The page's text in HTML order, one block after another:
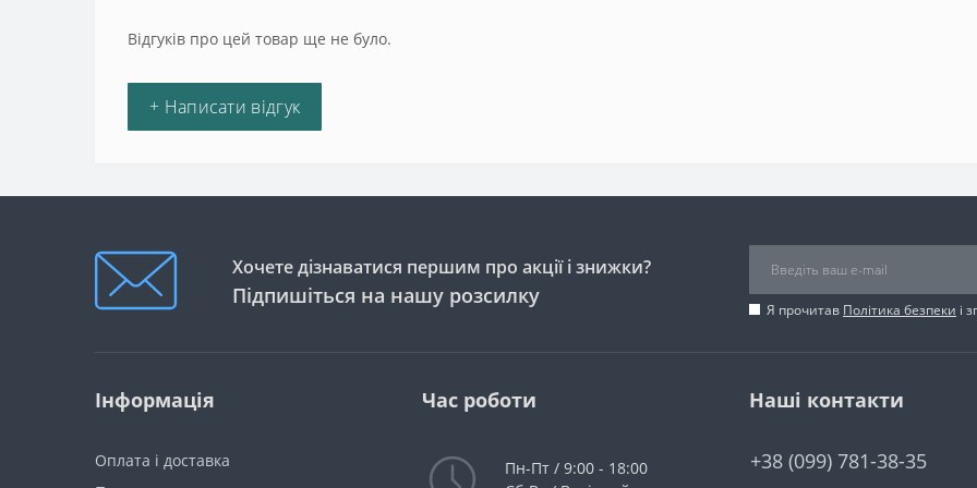
Відгуків про цей товар ще не було.
+ Написати відгук
Хочете дізнаватися першим про акції і знижки?
Підпишіться на нашу розсилку
Я прочитав Політика безпеки і
Інформація
Оплата і доставка
Час роботи
Пн-Пт / 9:00 - 18:00
Наші контакти
+38 (099) 781-38-35